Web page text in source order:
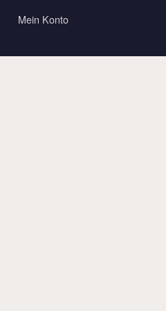
Mein Konto